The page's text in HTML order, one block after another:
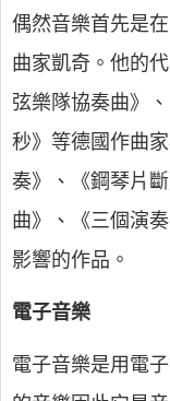
偶然音樂首先是
曲家凱奇。他的
弦樂隊協奏曲》
秒》等德國作曲
奏》、《鋼琴片
曲》、《三個演
影響的作品。
電子音樂
電子音樂是用電